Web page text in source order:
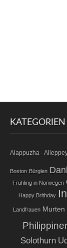
KATEGORIEN
Alappuzha -
Boston Bürglen
Frühling in Norwegen
Happy Brithday
Landfrauen Murten
Solothurn